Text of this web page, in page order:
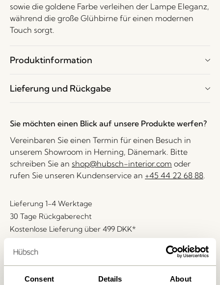
Consent Details About
sowie die goldene Farbe verleihen der Lampe Eleganz,
während die große Glühbirne für einen modernen
Touch sorgt.
Produktinformation
Lieferung und Rückgabe
Sie möchten einen Blick auf unsere Produkte werfen?
Vereinbaren Sie einen Termin für einen Besuch in
unserem Showroom in Herning, Dänemark. Bitte
schreiben Sie an shop@hubsch-interior.com oder
rufen Sie unseren Kundenservice an +45 44 22 68 88.
Lieferung 1-4 Werktage
30 Tage Rückgaberecht
Kostenlose Lieferung über 499 DKK*
Ähnliche Produkte